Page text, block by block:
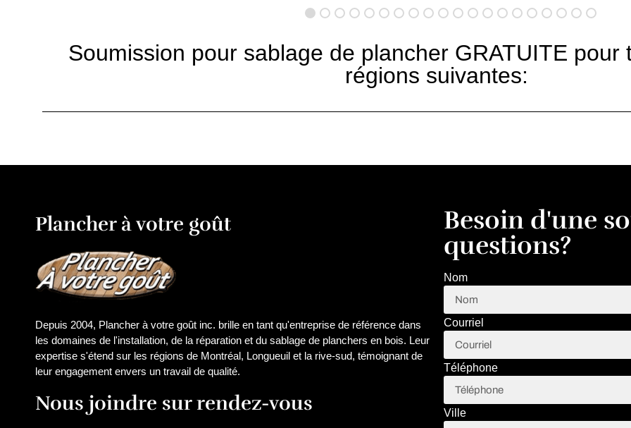
Soumission pour sablage de plancher GRATUITE pour
régions suivantes:
Plancher à votre goût
Depuis 2004, Plancher à votre goût inc. brille en tant qu'entreprise de référence dans
les domaines de l'installation, de la réparation et du sablage de planchers en bois. Leur
expertise s'étend sur les régions de Montréal, Longueuil et la rive-sud, témoignant de
leur engagement envers un travail de qualité.
Nous joindre sur rendez-vous
Besoin d'une
questions?
Nom
Courriel
Téléphone
Ville